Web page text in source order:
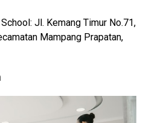
Jl. Kemang Timur No.71,
Mampang Prapatan,